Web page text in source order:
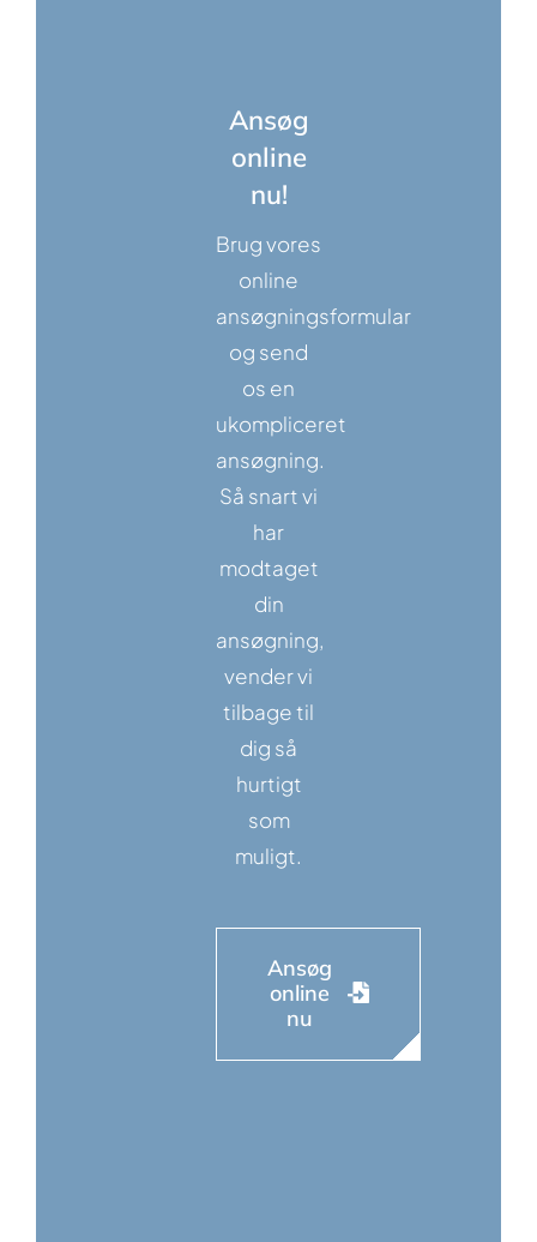
Ansøg
online
nu!
Brug vores
online
ansøgningsformular
og send
os en
ukompliceret
ansøgning.
Så snart vi
har
modtaget
din
ansøgning,
vender vi
tilbage til
dig så
hurtigt
som
muligt.
Ansøg
online
nu